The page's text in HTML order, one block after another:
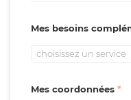
Mes besoins
choisissez un service
Mes coordonnées